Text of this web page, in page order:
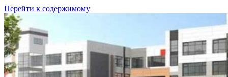
Перейти к содержимому